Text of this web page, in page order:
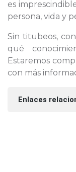
es
persona, vida y
Sin titubeos,
qué
Estaremos
con más
Enlaces